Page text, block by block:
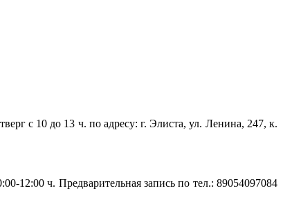
с 10 до 13 ч. по адресу: г. Элиста, ул. Ленина, 247, к.
12:00 ч. Предварительная запись по тел.: 89054097084